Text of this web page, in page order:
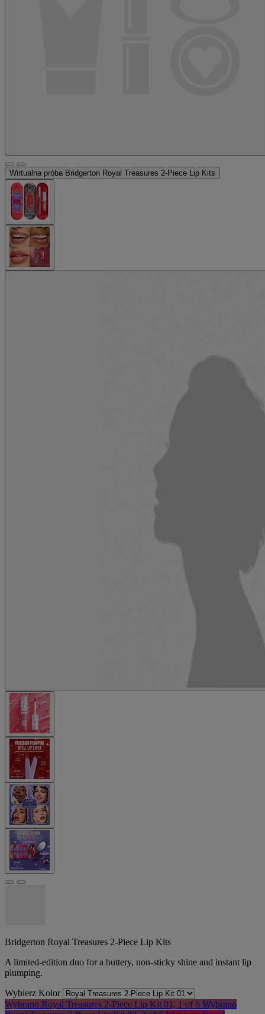
Wirtualna próba Bridgerton Royal Treasures 2-Piece Lip Kits
Bridgerton Royal Treasures 2-Piece Lip Kits
A limited-edition duo for a buttery, non-sticky shine and instant lip
plumping.
Wybierz Kolor
Wybrano Royal Treasures 2-Piece Lip Kit 01, 1 of 6 Wybrano